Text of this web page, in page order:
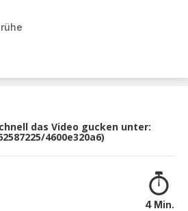
das Video gucken unter:
4600e320a6)
4 Min.